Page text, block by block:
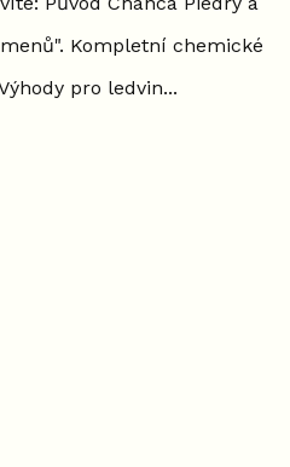
Kompletní chemické
pro ledvin...